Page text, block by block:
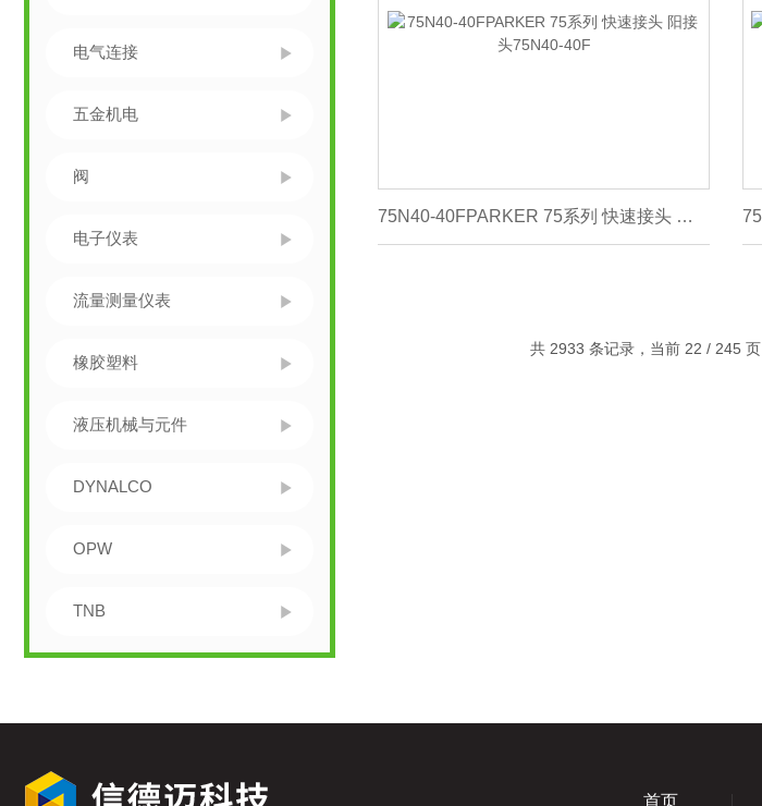
电气连接
五金机电
阀
电子仪表
流量测量仪表
橡胶塑料
液压机械与元件
DYNALCO
OPW
TNB
75N40-40FPARKER 75系列 快速接头 阳接头75N40-40F
共 2933 条记录，当前 22 / 245 页
首页